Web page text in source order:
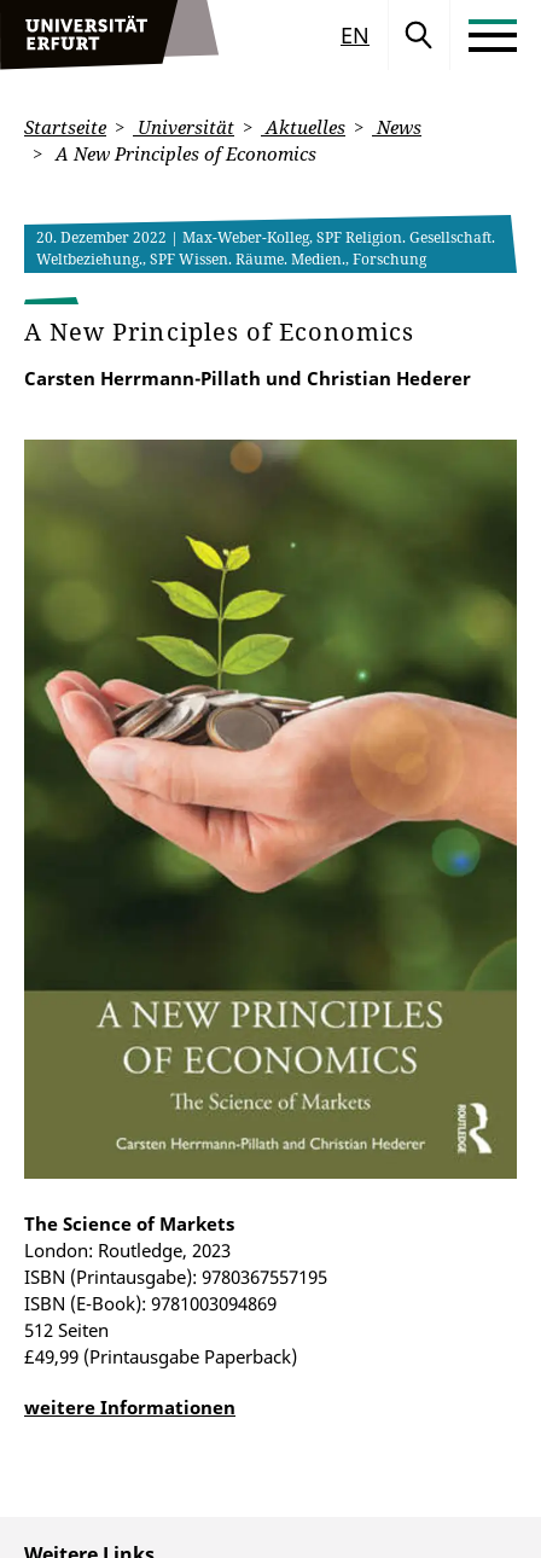
EN
Startseite Universität Aktuelles
News
A New Principles of Economics
20. Dezember 2022 | Max-Weber-Kolleg, SPF Religion. Gesellschaft.
Weltbeziehung., SPF Wissen. Räume. Medien., Forschung
A New Principles of Economics
Carsten Herrmann-Pillath und Christian Hederer
The Science of Markets
London: Routledge, 2023
ISBN (Printausgabe): 9780367557195
ISBN (E-Book): 9781003094869
512 Seiten
£49,99 (Printausgabe Paperback)
weitere Informationen